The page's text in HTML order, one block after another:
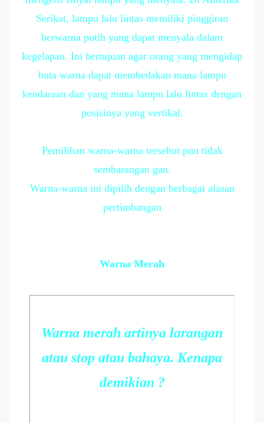
Serikat, lampu lalu lintas memiliki pinggiran
berwarna putih yang dapat menyala dalam
kegelapan. Ini bertujuan agar orang yang mengidap
buta warna dapat membedakan mana lampu
kendaraan dan yang mana lampu lalu lintas dengan
posisinya yang vertikal.
Pemilihan warna-warna tersebut pun tidak
sembarangan gan.
Warna-warna ini dipilih dengan berbagai alasan
pertimbangan
Warna Merah
Warna merah artinya larangan
atau stop atau bahaya. Kenapa
demikian ?